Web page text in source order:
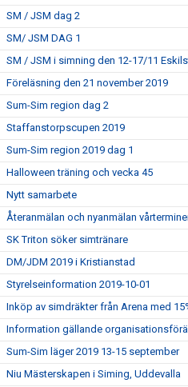
SM / JSM dag 2
SM/ JSM DAG 1
SM / JSM i simning den 12-17/11
Föreläsning den 21 november 2019
Sum-Sim region dag 2
Staffanstorpscupen 2019
Sum-Sim region 2019 dag 1
Halloween träning och vecka 45
Nytt samarbete
Återanmälan och nyanmälan
SK Triton söker simtränare
DM/JDM 2019 i Kristianstad
Styrelseinformation 2019-10-01
Inköp av simdräkter från Arena med
Information gällande
Sum-Sim läger 2019 13-15 september
Niu Mästerskapen i Siming, Uddevalla